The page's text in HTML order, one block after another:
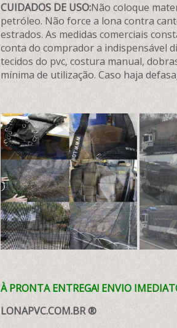
CUIDADOS DE USO:Não coloque
petróleo. Não force a lona contra
estrados. As medidas comerciais
conta do comprador a indispensável
tecidos do pvc, costura manual,
mínima de utilização. Caso haja
À PRONTA ENTREGA! ENVIO
LONAPVC.COM.BR ®